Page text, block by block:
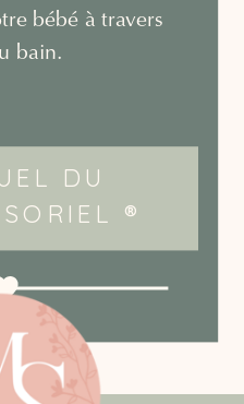
bébé à travers
bain.
DU
®